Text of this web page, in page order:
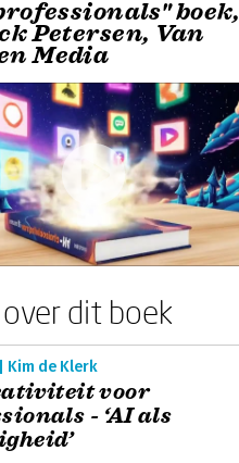
boek,
Petersen, Van
Media
dit boek
Kim de Klerk
voor
- ‘AI als